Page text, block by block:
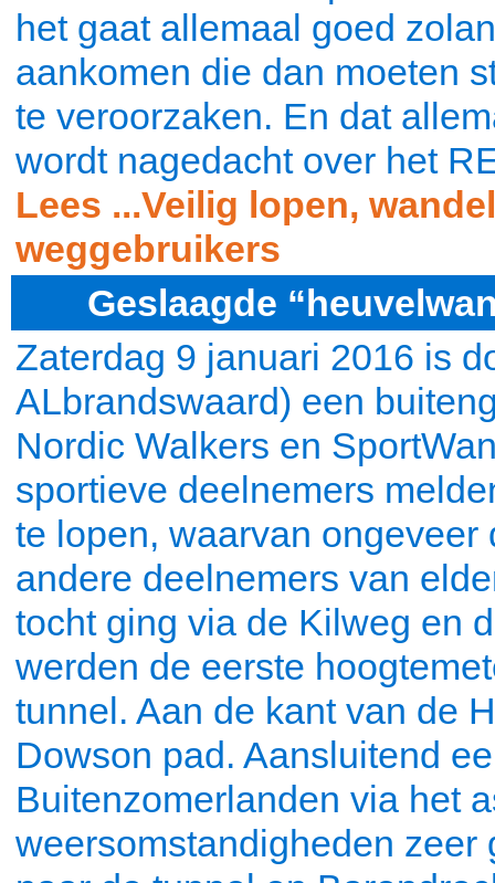
het gaat allemaal goed
aankomen die dan moeten
te veroorzaken. En dat
wordt nagedacht over het
Lees ...Veilig lopen,
weggebruikers
Geslaagde
Zaterdag 9 januari 2016 is
ALbrandswaard) een
Nordic Walkers en
sportieve deelnemers
te lopen, waarvan
andere deelnemers van
tocht ging via de Kilweg en
werden de eerste
tunnel. Aan de kant van de
Dowson pad. Aansluitend
Buitenzomerlanden via het
weersomstandigheden